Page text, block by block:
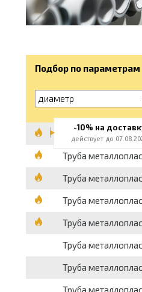
Подбор по параметрам
диаметр
Труба
Труба
Труба
Труба
Труба
Труба
Труба
Труба
-10% на
действует до